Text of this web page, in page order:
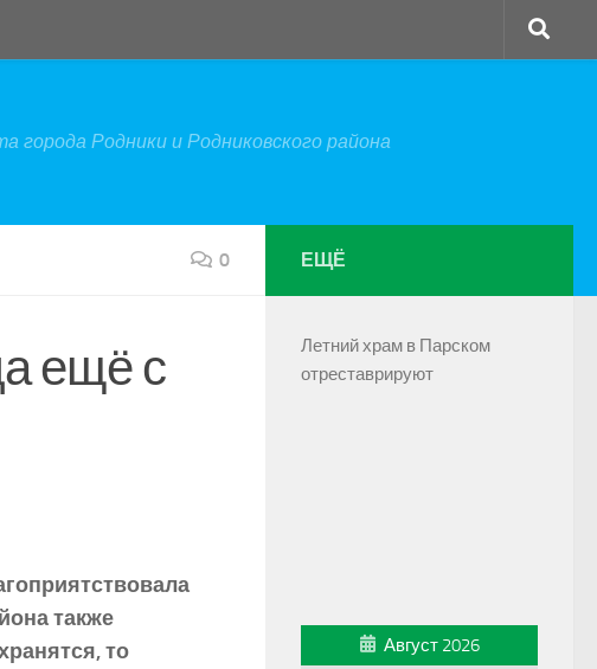
города Родники и Родниковского района
0
ещё с
также
то
ЕЩЁ
Летний храм в Парском
отреставрируют
Август 2026